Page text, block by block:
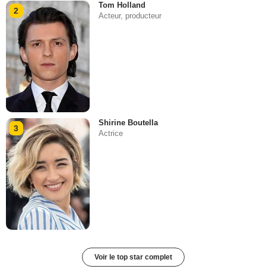
2
Tom Holland
Acteur, producteur
3
Shirine Boutella
Actrice
Voir le top star complet